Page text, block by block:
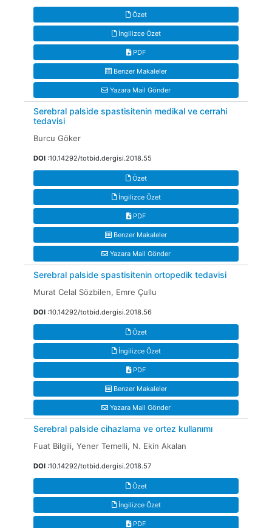
Özet
İngilizce Özet
PDF
Benzer Makaleler
Yazara Mail Gönder
Serebral palside spastisitenin medikal ve cerrahi
tedavisi
Burcu Göker
DOI :10.14292/totbid.dergisi.2018.55
Özet
İngilizce Özet
PDF
Benzer Makaleler
Yazara Mail Gönder
Serebral palside spastisitenin ortopedik tedavisi
Murat Celal Sözbilen, Emre Çullu
DOI :10.14292/totbid.dergisi.2018.56
Özet
İngilizce Özet
PDF
Benzer Makaleler
Yazara Mail Gönder
Serebral palside cihazlama ve ortez kullanımı
Fuat Bilgili, Yener Temelli, N. Ekin Akalan
DOI :10.14292/totbid.dergisi.2018.57
Özet
İngilizce Özet
PDF